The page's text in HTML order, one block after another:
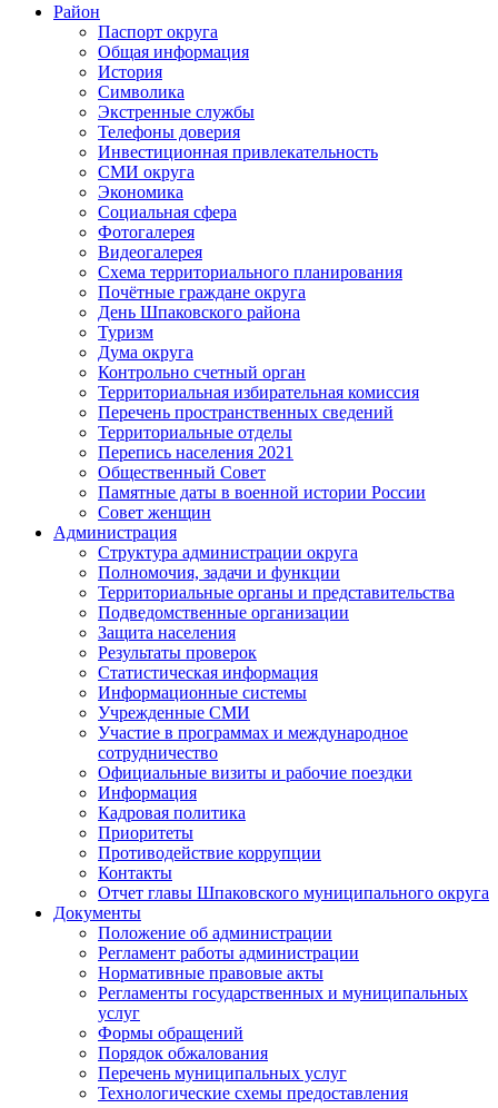
Район
Паспорт округа
Общая информация
История
Символика
Экстренные службы
Телефоны доверия
Инвестиционная привлекательность
СМИ округа
Экономика
Социальная сфера
Фотогалерея
Видеогалерея
Схема территориального планирования
Почётные граждане округа
День Шпаковского района
Туризм
Дума округа
Контрольно счетный орган
Территориальная избирательная комиссия
Перечень пространственных сведений
Территориальные отделы
Перепись населения 2021
Общественный Совет
Памятные даты в военной истории России
Совет женщин
Администрация
Структура администрации округа
Полномочия, задачи и функции
Территориальные органы и представительства
Подведомственные организации
Защита населения
Результаты проверок
Статистическая информация
Информационные системы
Учрежденные СМИ
Участие в программах и международное
сотрудничество
Официальные визиты и рабочие поездки
Информация
Кадровая политика
Приоритеты
Противодействие коррупции
Контакты
Отчет главы Шпаковского муниципального округа
Документы
Положение об администрации
Регламент работы администрации
Нормативные правовые акты
Регламенты государственных и муниципальных
услуг
Формы обращений
Порядок обжалования
Перечень муниципальных услуг
Технологические схемы предоставления